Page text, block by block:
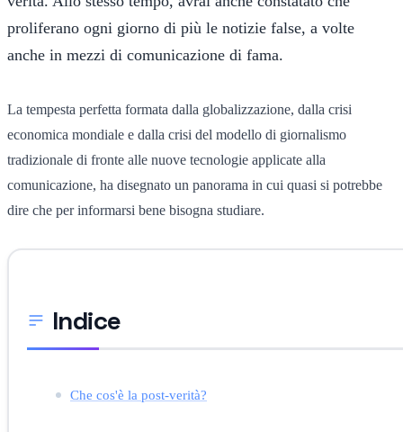
proliferano ogni giorno di più le notizie false, a volte
anche in mezzi di comunicazione di fama.
La tempesta perfetta formata dalla globalizzazione, dalla crisi
economica mondiale e dalla crisi del modello di giornalismo
tradizionale di fronte alle nuove tecnologie applicate alla
comunicazione, ha disegnato un panorama in cui quasi si potrebbe
dire che per informarsi bene bisogna studiare.
Indice
Che cos'è la post-verità?